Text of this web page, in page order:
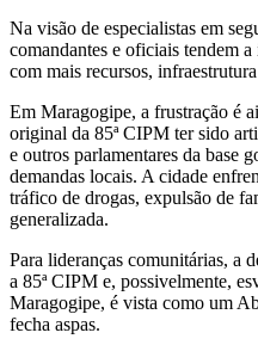
Na visão de especialistas em
comandantes e oficiais tendem
com mais recursos,
Em Maragogipe, a frustração é
original da 85ª CIPM ter sido
e outros parlamentares da base
demandas locais. A cidade
tráfico de drogas, expulsão de
generalizada.
Para lideranças comunitárias, a
a 85ª CIPM e, possivelmente,
Maragogipe, é vista como um
fecha aspas.